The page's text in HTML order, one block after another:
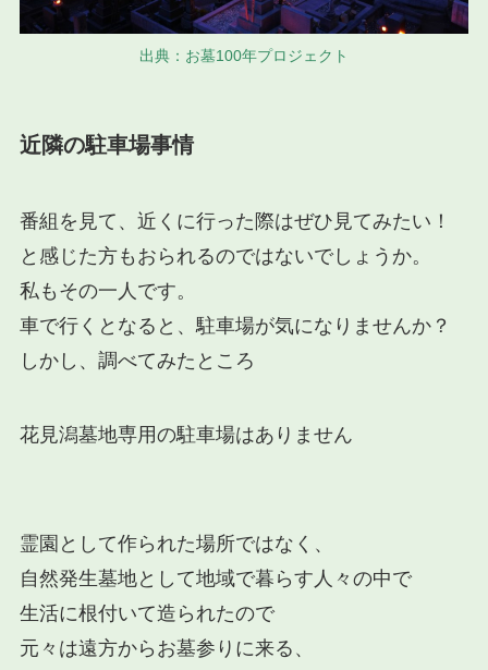
出典：お墓100年プロジェクト
近隣の駐車場事情
番組を見て、近くに行った際はぜひ見てみたい！
と感じた方もおられるのではないでしょうか。
私もその一人です。
車で行くとなると、駐車場が気になりませんか？
しかし、調べてみたところ
花見潟墓地専用の駐車場はありません
霊園として作られた場所ではなく、
自然発生墓地として地域で暮らす人々の中で
生活に根付いて造られたので
元々は遠方からお墓参りに来る、